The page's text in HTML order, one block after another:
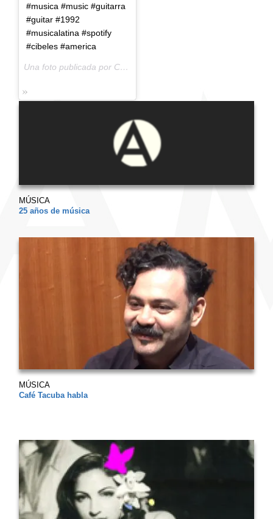
#musica #music #guitarra
#guitar #1992
#musicalatina #spotify
#cibeles #america
Una foto publicada por Casa de América (@casamerica) el
MÚSICA
25 años de música
MÚSICA
Café Tacuba habla